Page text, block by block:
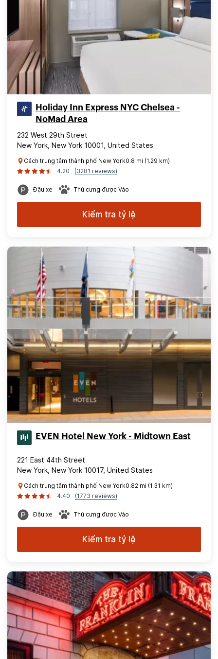
Holiday Inn Express NYC Chelsea -
NoMad Area
232 West 29th Street
New York, New York 10001, United States
Cách trung tâm thành phố New York0.8 mi (1.29 km)
4.20
(3281 reviews)
Đậu xe Thú cưng được Vào
Kiểm tra tỷ lệ
EVEN Hotel New York - Midtown East
221 East 44th Street
New York, New York 10017, United States
Cách trung tâm thành phố New York0.82 mi (1.31 km)
4.40
(1773 reviews)
Đậu xe Thú cưng được Vào
Kiểm tra tỷ lệ